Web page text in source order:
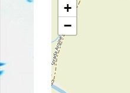
+
−